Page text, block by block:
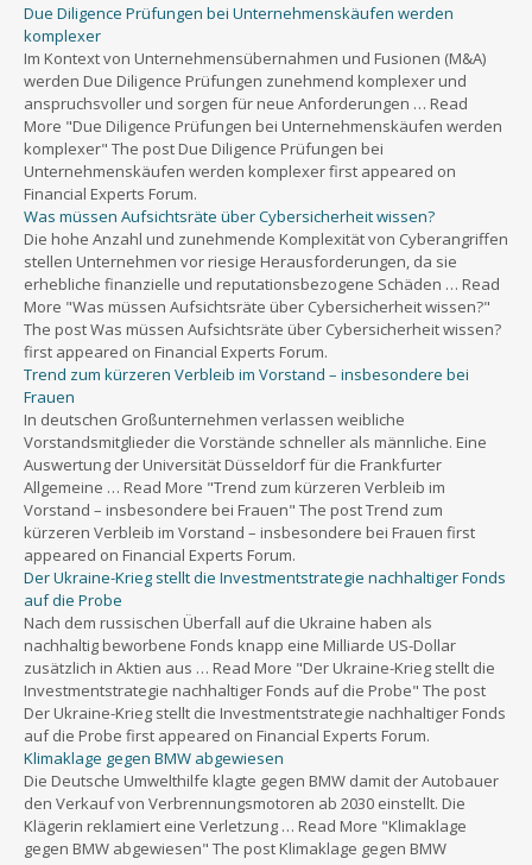
Due Diligence Prüfungen bei Unternehmenskäufen werden
komplexer
Im Kontext von Unternehmensübernahmen und Fusionen (M&A)
werden Due Diligence Prüfungen zunehmend komplexer und
anspruchsvoller und sorgen für neue Anforderungen … Read
More "Due Diligence Prüfungen bei Unternehmenskäufen werden
komplexer" The post Due Diligence Prüfungen bei
Unternehmenskäufen werden komplexer first appeared on
Financial Experts Forum.
Was müssen Aufsichtsräte über Cybersicherheit wissen?
Die hohe Anzahl und zunehmende Komplexität von Cyberangriffen
stellen Unternehmen vor riesige Herausforderungen, da sie
erhebliche finanzielle und reputationsbezogene Schäden … Read
More "Was müssen Aufsichtsräte über Cybersicherheit wissen?"
The post Was müssen Aufsichtsräte über Cybersicherheit wissen?
first appeared on Financial Experts Forum.
Trend zum kürzeren Verbleib im Vorstand – insbesondere bei
Frauen
In deutschen Großunternehmen verlassen weibliche
Vorstandsmitglieder die Vorstände schneller als männliche. Eine
Auswertung der Universität Düsseldorf für die Frankfurter
Allgemeine … Read More "Trend zum kürzeren Verbleib im
Vorstand – insbesondere bei Frauen" The post Trend zum
kürzeren Verbleib im Vorstand – insbesondere bei Frauen first
appeared on Financial Experts Forum.
Der Ukraine-Krieg stellt die Investmentstrategie nachhaltiger Fonds
auf die Probe
Nach dem russischen Überfall auf die Ukraine haben als
nachhaltig beworbene Fonds knapp eine Milliarde US-Dollar
zusätzlich in Aktien aus … Read More "Der Ukraine-Krieg stellt die
Investmentstrategie nachhaltiger Fonds auf die Probe" The post
Der Ukraine-Krieg stellt die Investmentstrategie nachhaltiger Fonds
auf die Probe first appeared on Financial Experts Forum.
Klimaklage gegen BMW abgewiesen
Die Deutsche Umwelthilfe klagte gegen BMW damit der Autobauer
den Verkauf von Verbrennungsmotoren ab 2030 einstellt. Die
Klägerin reklamiert eine Verletzung … Read More "Klimaklage
gegen BMW abgewiesen" The post Klimaklage gegen BMW